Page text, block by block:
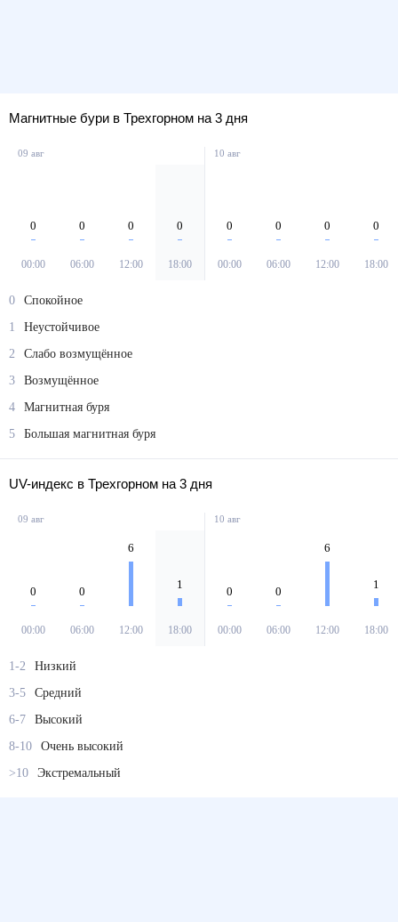
Магнитные бури в Трехгорном на 3 дня
09 авг
0
00:00
0
06:00
0
12:00
0
18:00
10 авг
0
00:00
0
06:00
0
12:00
0
18:00
0
Спокойное
1
Неустойчивое
2
Слабо возмущённое
3
Возмущённое
4
Магнитная буря
5
Большая магнитная буря
UV-индекс в Трехгорном на 3 дня
09 авг
0
00:00
0
06:00
6
12:00
1
18:00
10 авг
0
00:00
0
06:00
6
12:00
1
18:00
1-2
Низкий
3-5
Средний
6-7
Высокий
8-10
Очень высокий
>10
Экстремальный